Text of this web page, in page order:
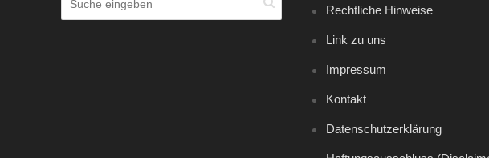
Rechtliche Hinweise
Link zu uns
Impressum
Kontakt
Datenschutzerklärung